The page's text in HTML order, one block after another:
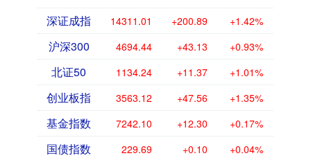
深证成指 14311.01 +200.89 +1.42%
沪深300 4694.44 +43.13 +0.93%
北证50 1134.24 +11.37 +1.01%
创业板指 3563.12 +47.56 +1.35%
基金指数 7242.10 +12.30 +0.17%
国债指数 229.69 +0.10 +0.04%